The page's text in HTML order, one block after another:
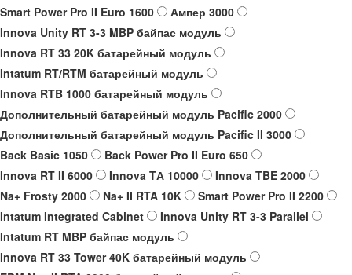
Smart Power Pro II Euro 1600
Ампер 3000
Innova Unity RT 3-3 MBP байпас модуль
Innova RT 33 20K батарейный модуль
Intatum RT/RTM батарейный модуль
Innova RTB 1000 батарейный модуль
Дополнительный батарейный модуль Pacific 2000
Дополнительный батарейный модуль Pacific II 3000
Back Basic 1050
Back Power Pro II Euro 650
Innova RT II 6000
Innova TА 10000
Innova TBE 2000
Na+ Frosty 2000
Na+ II RTA 10K
Smart Power Pro II 2200
Intatum Integrated Cabinet
Innova Unity RT 3-3 Parallel
Intatum RT MBP байпас модуль
Innova RT 33 Tower 40K батарейный модуль